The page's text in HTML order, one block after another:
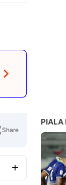
Share
PIALA